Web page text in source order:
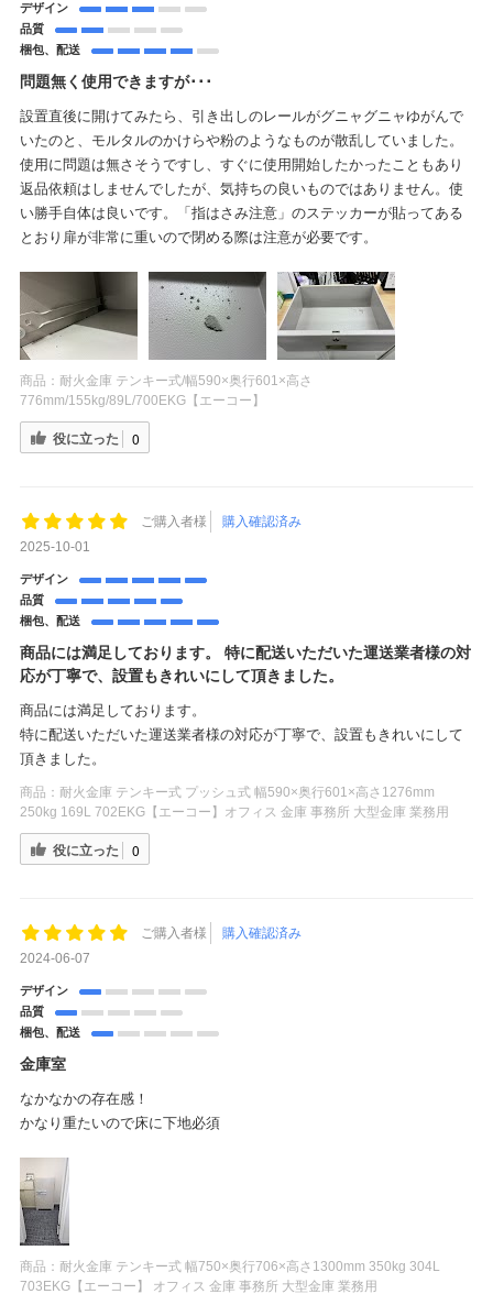
デザイン
品質
梱包、配送
問題無く使用できますが･･･
設置直後に開けてみたら、引き出しのレールがグニャグニャゆがんで
いたのと、モルタルのかけらや粉のようなものが散乱していました。
使用に問題は無さそうですし、すぐに使用開始したかったこともあり
返品依頼はしませんでしたが、気持ちの良いものではありません。使
い勝手自体は良いです。「指はさみ注意」のステッカーが貼ってある
とおり扉が非常に重いので閉める際は注意が必要です。
商品： 耐火金庫 テンキー式/幅590×奥行601×高さ
776mm/155kg/89L/700EKG【エーコー】
役に立った 0
ご購入者様
購入確認済み
2025-10-01
デザイン
品質
梱包、配送
商品には満足しております。 特に配送いただいた運送業者様の対
応が丁寧で、設置もきれいにして頂きました。
商品には満足しております。
特に配送いただいた運送業者様の対応が丁寧で、設置もきれいにして
頂きました。
商品： 耐火金庫 テンキー式 プッシュ式 幅590×奥行601×高さ1276mm
250kg 169L 702EKG【エーコー】オフィス 金庫 事務所 大型金庫 業務用
役に立った 0
ご購入者様
購入確認済み
2024-06-07
デザイン
品質
梱包、配送
金庫室
なかなかの存在感！
かなり重たいので床に下地必須
商品： 耐火金庫 テンキー式 幅750×奥行706×高さ1300mm 350kg 304L
703EKG【エーコー】 オフィス 金庫 事務所 大型金庫 業務用